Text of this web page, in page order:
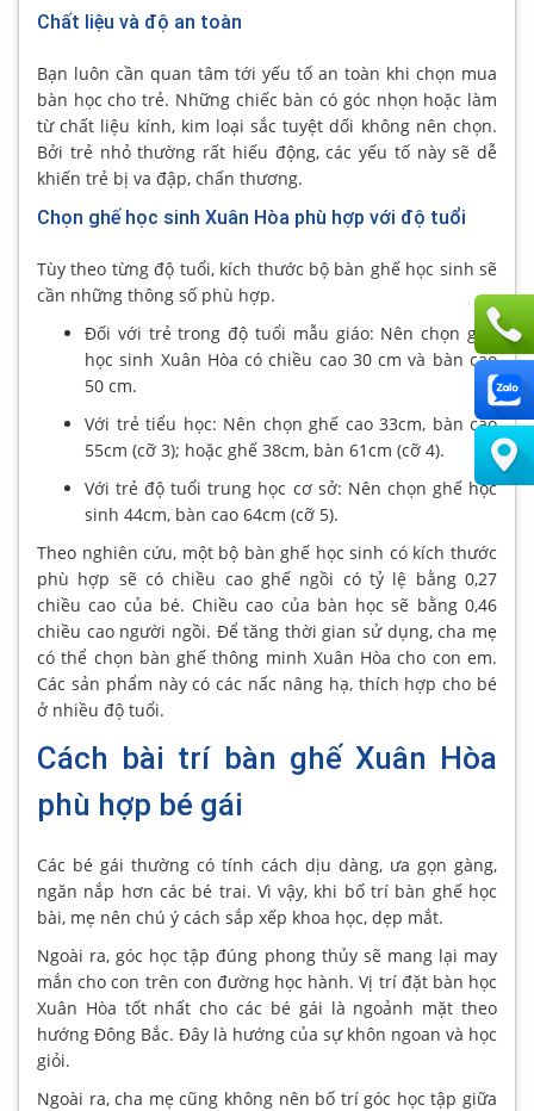
Chất liệu và độ an toàn
Bạn luôn cần quan tâm tới yếu tố an toàn khi chọn mua
bàn học cho trẻ. Những chiếc bàn có góc nhọn hoặc làm
từ chất liệu kính, kim loại sắc tuyệt dối không nên chọn.
Bởi trẻ nhỏ thường rất hiếu động, các yếu tố này sẽ dễ
khiến trẻ bị va đập, chấn thương.
Chọn ghế học sinh Xuân Hòa phù hợp với độ tuổi
Tùy theo từng độ tuổi, kích thước bộ bàn ghế học sinh sẽ
cần những thông số phù hợp.
Đối với trẻ trong độ tuổi mẫu giáo: Nên chọn ghế
học sinh Xuân Hòa có chiều cao 30 cm và bàn cao
50 cm.
Với trẻ tiểu học: Nên chọn ghế cao 33cm, bàn cao
55cm (cỡ 3); hoặc ghế 38cm, bàn 61cm (cỡ 4).
Với trẻ độ tuổi trung học cơ sở: Nên chọn ghế học
sinh 44cm, bàn cao 64cm (cỡ 5).
Theo nghiên cứu, một bộ bàn ghế học sinh có kích thước
phù hợp sẽ có chiều cao ghế ngồi có tỷ lệ bằng 0,27
chiều cao của bé. Chiều cao của bàn học sẽ bằng 0,46
chiều cao người ngồi. Để tăng thời gian sử dụng, cha mẹ
có thể chọn bàn ghế thông minh Xuân Hòa cho con em.
Các sản phẩm này có các nấc nâng hạ, thích hợp cho bé
ở nhiều độ tuổi.
Cách bài trí bàn ghế Xuân Hòa
phù hợp bé gái
Các bé gái thường có tính cách dịu dàng, ưa gọn gàng,
ngăn nắp hơn các bé trai. Vì vậy, khi bố trí bàn ghế học
bài, mẹ nên chú ý cách sắp xếp khoa học, dẹp mắt.
Ngoài ra, góc học tập đúng phong thủy sẽ mang lại may
mắn cho con trên con đường học hành. Vị trí đặt bàn học
Xuân Hòa tốt nhất cho các bé gái là ngoảnh mặt theo
hướng Đông Bắc. Đây là hướng của sự khôn ngoan và học
giỏi.
Ngoài ra, cha mẹ cũng không nên bố trí góc học tập giữa